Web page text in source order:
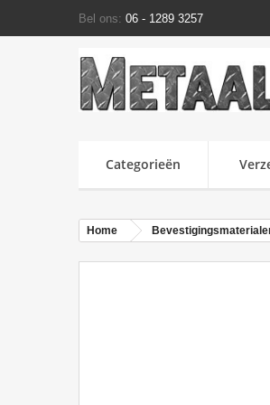
Bel ons: 06 - 1289 3257
Categorieën
Home